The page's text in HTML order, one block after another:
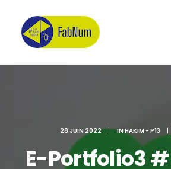
Recherche
28 JUIN 2022 | INHAKIM - P13 |
E-Portfolio3